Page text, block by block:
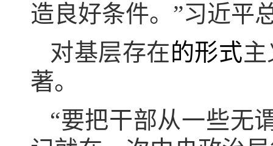
造良好条件。”习近平
对基层存在的形式
著。
“要把干部从一些无